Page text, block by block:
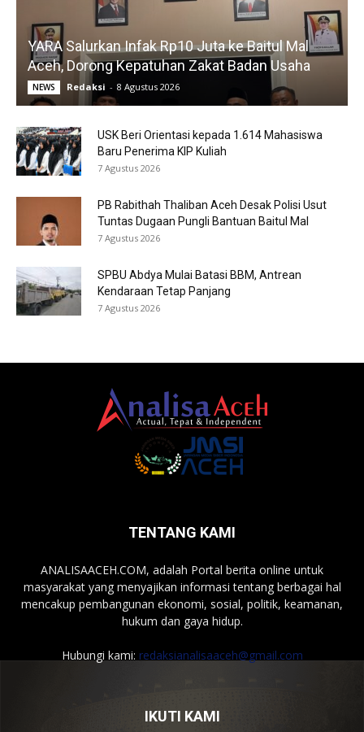
YARA Salurkan Infak Rp10 Juta ke Baitul Mal
Aceh, Dorong Kepatuhan Zakat Badan Usaha
NEWS Redaksi - 8 Agustus 2026
USK Beri Orientasi kepada 1.614 Mahasiswa
Baru Penerima KIP Kuliah
7 Agustus 2026
PB Rabithah Thaliban Aceh Desak Polisi Usut
Tuntas Dugaan Pungli Bantuan Baitul Mal
7 Agustus 2026
SPBU Abdya Mulai Batasi BBM, Antrean
Kendaraan Tetap Panjang
7 Agustus 2026
TENTANG KAMI
ANALISAACEH.COM, adalah Portal berita online untuk
masyarakat yang menyajikan informasi tentang berbagai hal
mencakup pembangunan ekonomi, sosial, politik, keamanan,
hukum dan gaya hidup.
Hubungi kami: redaksianalisaaceh@gmail.com
IKUTI KAMI